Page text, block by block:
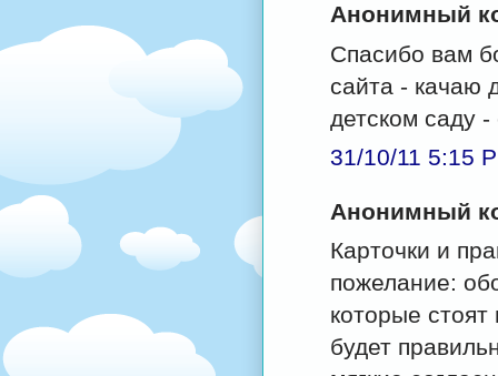
Анонимный
Спасибо вам
сайта - качаю
детском
31/10/11 5:15
Анонимный
Карточки и
пожелание:
которые
будет